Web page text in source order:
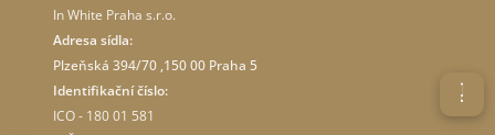
In White Praha s.r.o.
Adresa sídla:
Plzeňská 394/70 ,150 00 Praha 5
Identifikační číslo:
ICO - 180 01 581